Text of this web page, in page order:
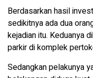
Berdasarkan hasil
sedikitnya ada dua
kejadian itu. Keduanya
parkir di komplek
Sedangkan pelakunya